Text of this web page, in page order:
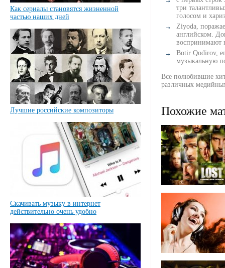
Как сериалы становятся жизненной
частью наших дней
Лучшие российские композиторы
Скачивать музыку в интернет
действительно очень удобно
три
голосом и
Ziyoda,
английском.
воспринимают
Botir Qodirov,
музыкальную
Все полюбившие
различных
Похожие